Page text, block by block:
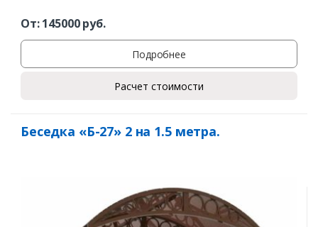
От:145000руб.
Подробнее
Расчет стоимости
Беседка «Б-27» 2 на 1.5 метра.